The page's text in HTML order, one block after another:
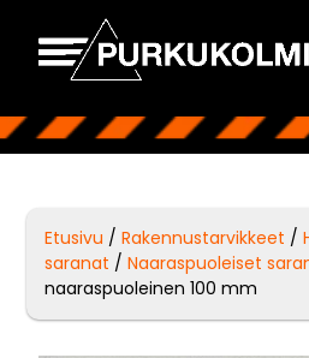
Etusivu /Rakennustarvikkeet /
saranat /Naaraspuoleiset
naaraspuoleinen 100 mm